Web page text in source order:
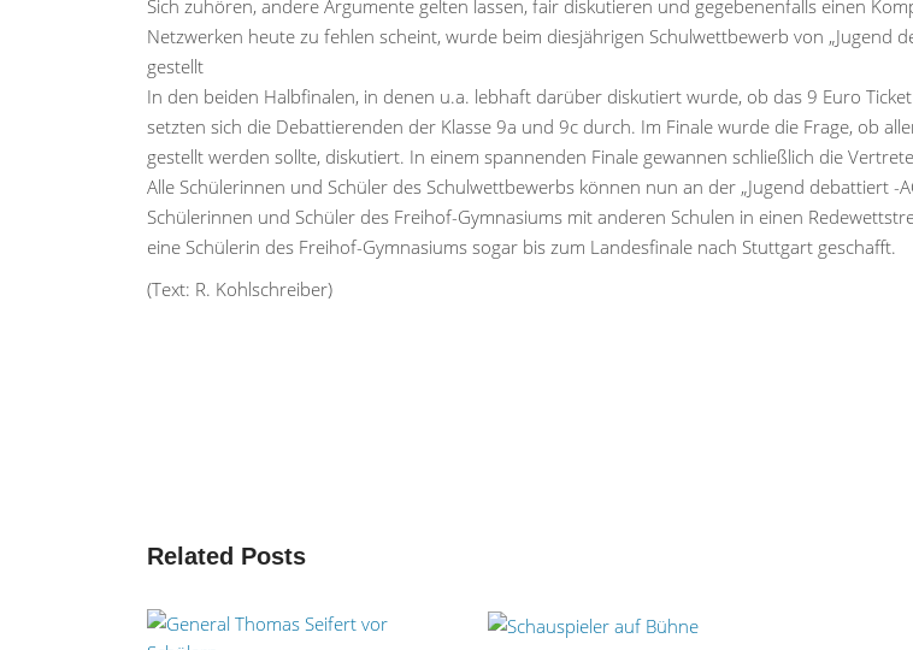
Sich zuhören, andere Argumente gelten lassen, fair diskutieren und gegebenenfalls einen
Netzwerken heute zu fehlen scheint, wurde beim diesjährigen Schulwettbewerb von
gestellt
In den beiden Halbfinalen, in denen u.a. lebhaft darüber diskutiert wurde, ob das 9 Euro
setzten sich die Debattierenden der Klasse 9a und 9c durch. Im Finale wurde die Frage, ob
gestellt werden sollte, diskutiert. In einem spannenden Finale gewannen schließlich die
Alle Schülerinnen und Schüler des Schulwettbewerbs können nun an der „Jugend debattiert
Schülerinnen und Schüler des Freihof-Gymnasiums mit anderen Schulen in einen
eine Schülerin des Freihof-Gymnasiums sogar bis zum Landesfinale nach Stuttgart geschafft.
(Text: R. Kohlschreiber)
Related Posts